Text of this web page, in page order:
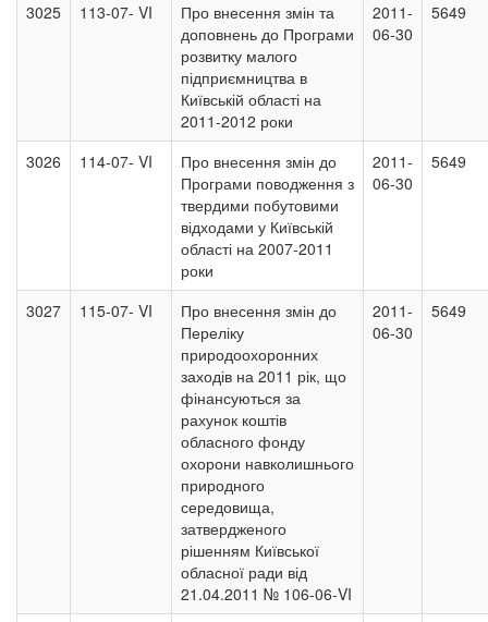
3025 113-07- VI
Про внесення змін та
доповнень до Програми
розвитку малого
підприємництва в
Київській області на
2011-2012 роки
2011-
06-30
5649
3026 114-07- VI
Про внесення змін до
Програми поводження з
твердими побутовими
відходами у Київській
області на 2007-2011
роки
2011-
06-30
5649
3027 115-07- VI
Про внесення змін до
Переліку
природоохоронних
заходів на 2011 рік, що
фінансуються за
рахунок коштів
обласного фонду
охорони навколишнього
природного
середовища,
затвердженого
рішенням Київської
обласної ради від
21.04.2011 № 106-06-VI
2011-
06-30
5649